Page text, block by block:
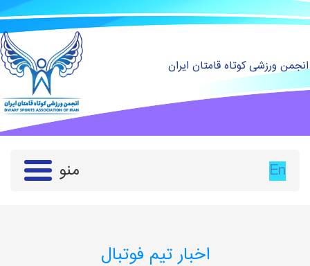
انجمن ورزشی کوتاه قامتان ایران
منو En
اخبار تیم فوتبال